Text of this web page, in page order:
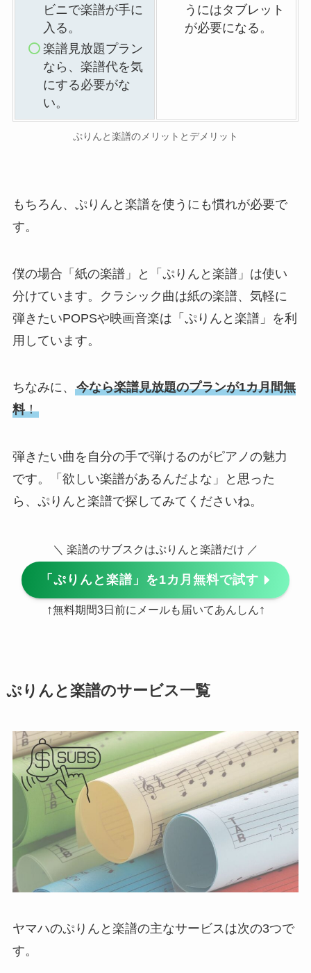
ビニで楽譜が手に
入る。
楽譜見放題プラン
なら、楽譜代を気
にする必要がな
い。
うにはタブレット
が必要になる。
ぷりんと楽譜のメリットとデメリット
もちろん、ぷりんと楽譜を使うにも慣れが必要で
す。
僕の場合「紙の楽譜」と「ぷりんと楽譜」は使い
分けています。クラシック曲は紙の楽譜、気軽に
弾きたいPOPSや映画音楽は「ぷりんと楽譜」を利
用しています。
ちなみに、 今なら楽譜見放題のプランが1カ月間無
料！
弾きたい曲を自分の手で弾けるのがピアノの魅力
です。「欲しい楽譜があるんだよな」と思った
ら、ぷりんと楽譜で探してみてくださいね。
＼ 楽譜のサブスクはぷりんと楽譜だけ ／
「ぷりんと楽譜」を1カ月無料で試す
↑無料期間3日前にメールも届いてあんしん↑
ぷりんと楽譜のサービス一覧
ヤマハのぷりんと楽譜の主なサービスは次の3つで
す。